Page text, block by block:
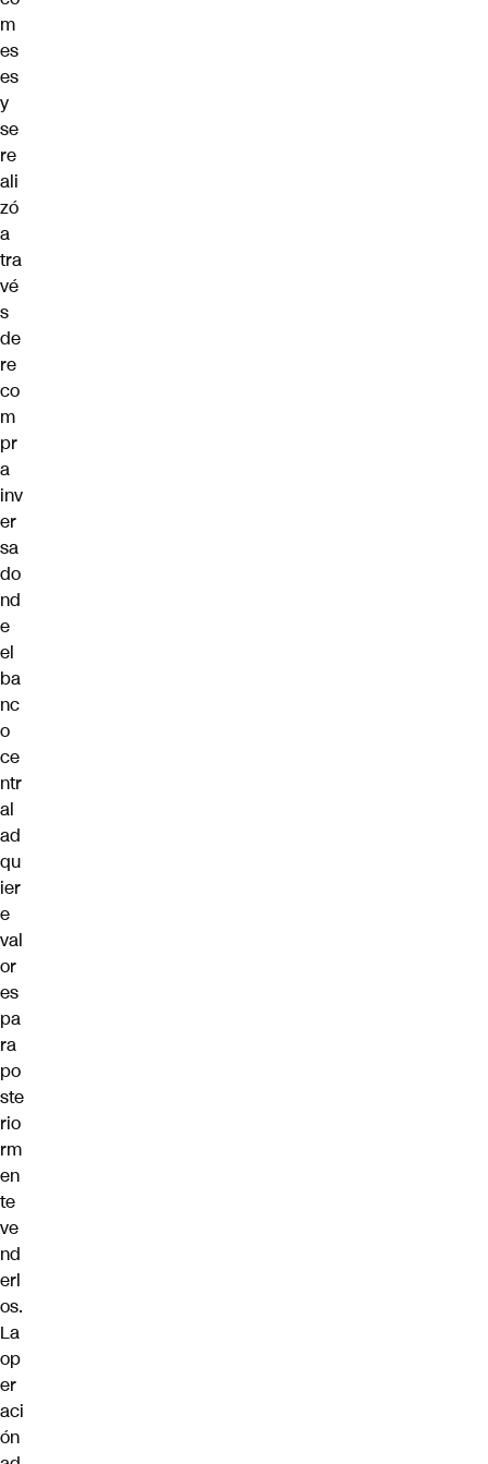
m
es
es
y
se
re
ali
zó
a
tra
vé
s
de
re
co
m
pr
a
inv
er
sa
do
nd
e
el
ba
nc
o
ce
ntr
al
ad
qu
ier
e
val
or
es
pa
ra
po
ste
rio
rm
en
te
ve
nd
erl
os.
La
op
er
aci
ón